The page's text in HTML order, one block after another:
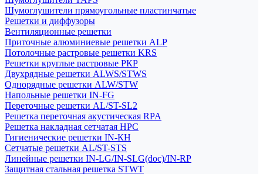
Шумоглушители прямоугольные пластинчатые
Решетки и диффузоры
Вентиляционные решетки
Приточные алюминиевые решетки ALP
Потолочные растровые решетки KRS
Решетки круглые растровые РКР
Двухрядные решетки ALWS/STWS
Однорядные решетки ALW/STW
Напольные решетки IN-FG
Переточные решетки AL/ST-SL2
Решетка переточная акустическая RPA
Решетка накладная сетчатая НРС
Гигиенические решетки IN-КН
Сетчатые решетки AL/ST-STS
Линейные решетки IN-LG/IN-SLG(doc)/IN-RP
Защитная стальная решетка STWT